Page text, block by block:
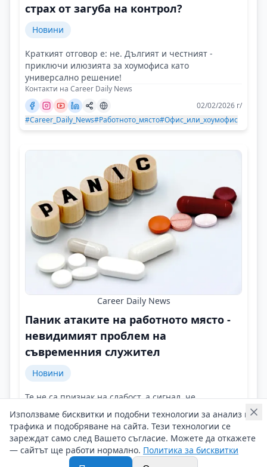
страх от загуба на контрол?
Новини
Краткият отговор е: не. Дългият и честният -
приключи илюзията за хоумофиса като
универсално решение!
Контакти на Career Daily News
02/02/2026 г/
#Career_Daily_News#Работното_място#Офис_или_хоумофис
Career Daily News
Паник атаките на работното място -
невидимият проблем на
съвременния служител
Новини
Те не са признак на слабост, а сигнал, че
организмът е достигнал границата си!
Контакти на Career Daily News
10/02/2026 г/
#Career_Daily_News #Работен_комфорт#Паник_атаките
Използваме бисквитки и подобни технологии за анализ на
трафика и подобряване на сайта. Тези технологии се
зареждат само след Вашето съгласие. Можете да откажете
— сайтът ще работи нормално. Политика за бисквитки